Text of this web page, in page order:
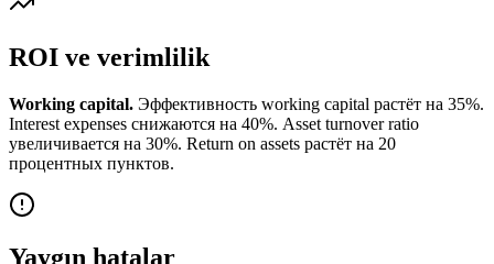
ROI ve verimlilik
Working capital. Эффективность working capital растёт на 35%.
Interest expenses снижаются на 40%. Asset turnover ratio
увеличивается на 30%. Return on assets растёт на 20
процентных пунктов.
Yaygın hatalar